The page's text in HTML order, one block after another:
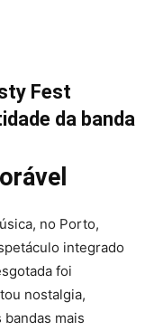
Fest
da banda
no Porto,
integrado
foi
nostalgia,
mais